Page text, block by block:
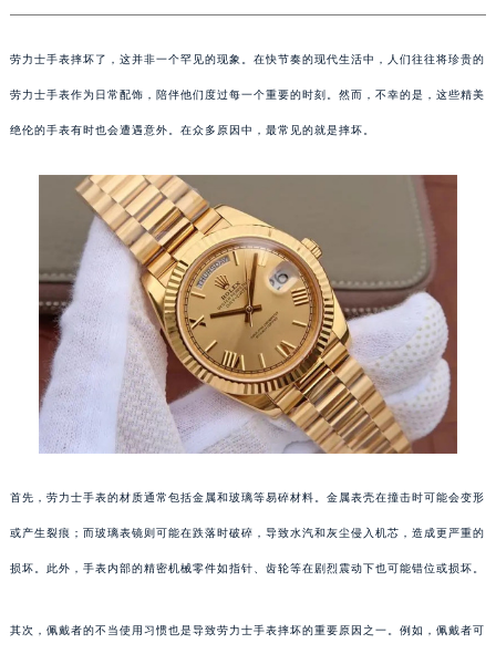
劳力士手表摔坏了，这并非一个罕见的现象。在快节奏的现代生活中，人们往往将珍贵的
劳力士手表作为日常配饰，陪伴他们度过每一个重要的时刻。然而，不幸的是，这些精美
绝伦的手表有时也会遭遇意外。在众多原因中，最常见的就是摔坏。
首先，劳力士手表的材质通常包括金属和玻璃等易碎材料。金属表壳在撞击时可能会变形
或产生裂痕；而玻璃表镜则可能在跌落时破碎，导致水汽和灰尘侵入机芯，造成更严重的
损坏。此外，手表内部的精密机械零件如指针、齿轮等在剧烈震动下也可能错位或损坏。
其次，佩戴者的不当使用习惯也是导致劳力士手表摔坏的重要原因之一。例如，佩戴者可